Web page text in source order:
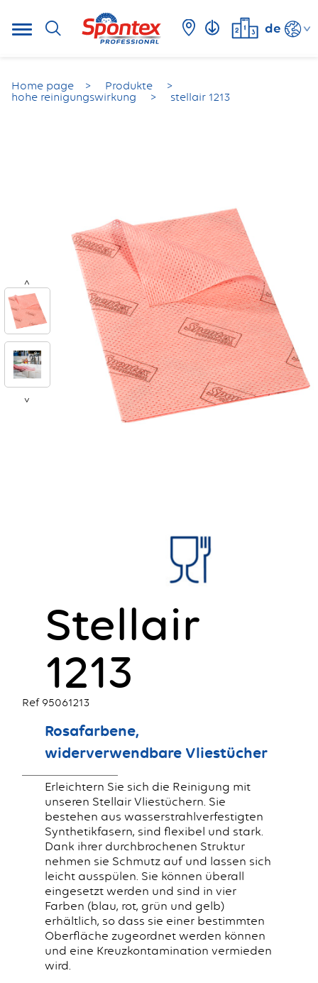
de
Home page
Produkte
hohe reinigungswirkung
stellair 1213
<
>
Stellair
1213
Ref 95061213
Rosafarbene,
widerverwendbare Vliestücher
Erleichtern Sie sich die Reinigung mit
unseren Stellair Vliestüchern. Sie
bestehen aus wasserstrahlverfestigten
Synthetikfasern, sind flexibel und stark.
Dank ihrer durchbrochenen Struktur
nehmen sie Schmutz auf und lassen sich
leicht ausspülen. Sie können überall
eingesetzt werden und sind in vier
Farben (blau, rot, grün und gelb)
erhältlich, so dass sie einer bestimmten
Oberfläche zugeordnet werden können
und eine Kreuzkontamination vermieden
wird.